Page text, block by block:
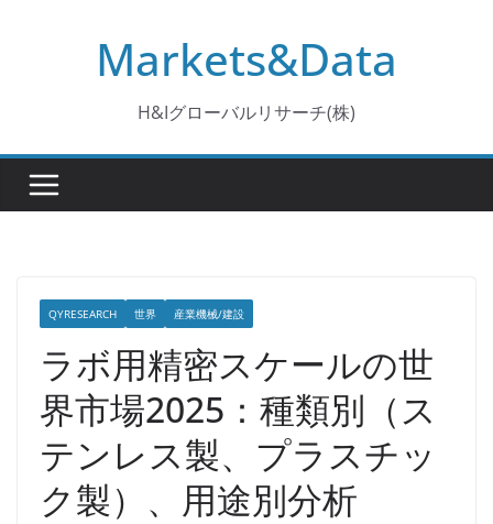
Markets&Data
H&Iグローバルリサーチ(株)
QYRESEARCH 世界 産業機械/建設
ラボ用精密スケールの世
界市場2025：種類別（ス
テンレス製、プラスチッ
ク製）、用途別分析